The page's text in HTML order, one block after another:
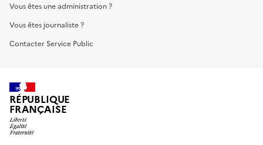
Vous êtes une administration ?
Vous êtes journaliste ?
Contacter Service Public
RÉPUBLIQUE
FRANÇAISE